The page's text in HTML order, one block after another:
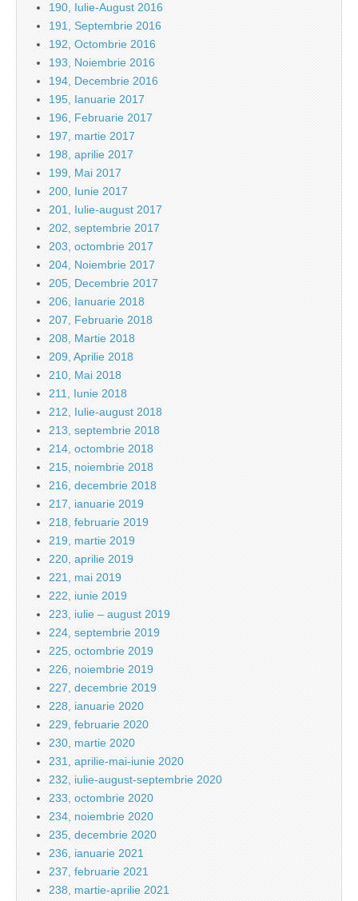
190, Iulie-August 2016
191, Septembrie 2016
192, Octombrie 2016
193, Noiembrie 2016
194, Decembrie 2016
195, Ianuarie 2017
196, Februarie 2017
197, martie 2017
198, aprilie 2017
199, Mai 2017
200, Iunie 2017
201, Iulie-august 2017
202, septembrie 2017
203, octombrie 2017
204, Noiembrie 2017
205, Decembrie 2017
206, Ianuarie 2018
207, Februarie 2018
208, Martie 2018
209, Aprilie 2018
210, Mai 2018
211, Iunie 2018
212, Iulie-august 2018
213, septembrie 2018
214, octombrie 2018
215, noiembrie 2018
216, decembrie 2018
217, ianuarie 2019
218, februarie 2019
219, martie 2019
220, aprilie 2019
221, mai 2019
222, iunie 2019
223, iulie – august 2019
224, septembrie 2019
225, octombrie 2019
226, noiembrie 2019
227, decembrie 2019
228, ianuarie 2020
229, februarie 2020
230, martie 2020
231, aprilie-mai-iunie 2020
232, iulie-august-septembrie 2020
233, octombrie 2020
234, noiembrie 2020
235, decembrie 2020
236, ianuarie 2021
237, februarie 2021
238, martie-aprilie 2021